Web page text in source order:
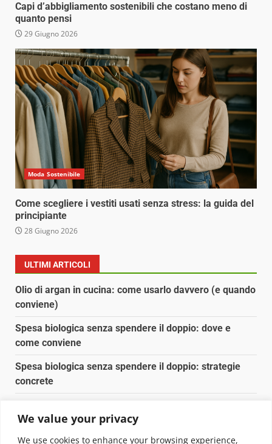
We value your privacy
We use cookies to enhance your browsing experience,
Capi d’abbigliamento sostenibili che costano meno di
quanto pensi
29 Giugno 2026
Moda Sostenibile
Come scegliere i vestiti usati senza stress: la guida del
principiante
28 Giugno 2026
ULTIMI ARTICOLI
Olio di argan in cucina: come usarlo davvero (e quando
conviene)
Spesa biologica senza spendere il doppio: dove e
come conviene
Spesa biologica senza spendere il doppio: strategie
concrete
Pulizia naturale della casa: 3 ingredienti che